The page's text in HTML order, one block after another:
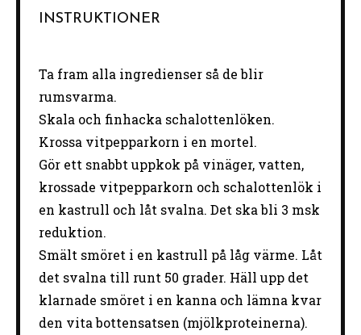
INSTRUKTIONER
Ta fram alla ingredienser så de blir
rumsvarma.
Skala och finhacka schalottenlöken.
Krossa vitpepparkorn i en mortel.
Gör ett snabbt uppkok på vinäger, vatten,
krossade vitpepparkorn och schalottenlök i
en kastrull och låt svalna. Det ska bli 3 msk
reduktion.
Smält smöret i en kastrull på låg värme. Låt
det svalna till runt 50 grader. Häll upp det
klarnade smöret i en kanna och lämna kvar
den vita bottensatsen (mjölkproteinerna).